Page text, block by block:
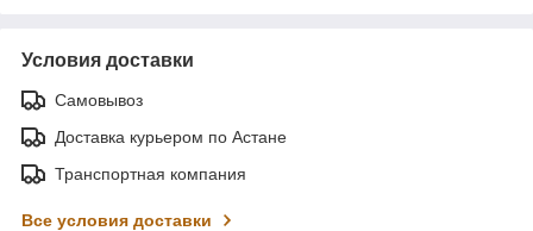
Условия доставки
Самовывоз
Доставка курьером по Астане
Транспортная компания
Все условия доставки